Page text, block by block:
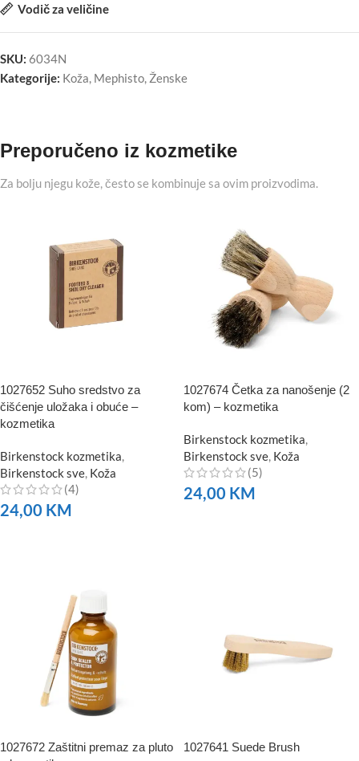
Vodič za veličine
SKU: 6034N
Kategorije: Koža, Mephisto, Ženske
Preporučeno iz kozmetike
Za bolju njegu kože, često se kombinuje sa ovim proizvodima.
1027652 Suho sredstvo za
čišćenje uložaka i obuće –
kozmetika
Birkenstock kozmetika,
Birkenstock sve, Koža
(4)
24,00 KM
1027674 Četka za nanošenje (2
kom) – kozmetika
Birkenstock kozmetika,
Birkenstock sve, Koža
(5)
24,00 KM
1027672 Zaštitni premaz za pluto
1027641 Suede Brush